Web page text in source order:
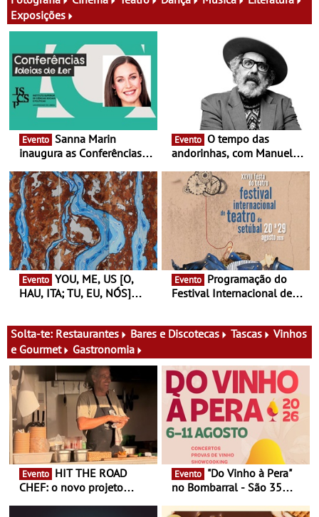
Exposições
Evento
inaugura as Conferências
Antiga primeira-ministra da
Finlândia é a convidada da
primeira edição do novo
ciclo de debates dedicado
aos grandes temas do
nosso tempo
Evento
andorinhas, com Manuel
Atum - Concerto
performance na MAAT
Gallery a 3 de Setembro,
Evento
HAU, ITA; TU, EU, NÓS]
13 de Dezembro
Evento
Festival Internacional de
29 de Agosto
Solta-te: Restaurantes Bares e Discotecas Tascas
Vinhos
e Gourmet
Gastronomia
Evento
CHEF: o novo projeto
Evento
no Bombarral - São 35
prova e seis dias de